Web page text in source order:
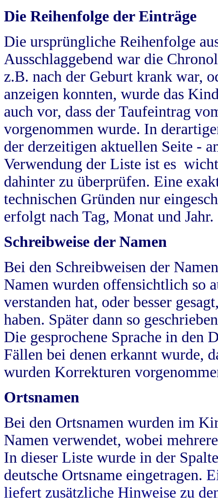
Die Reihenfolge der Einträge
Die ursprüngliche Reihenfolge
Ausschlaggebend war die
z.B. nach der Geburt krank war,
anzeigen konnten, wurde das
auch vor, dass der Taufeintrag
vorgenommen wurde. In
der derzeitigen aktuellen Seite -
Verwendung der Liste ist es
dahinter zu überprüfen. Eine
technischen Gründen nur
erfolgt nach Tag, Monat und Jahr.
Schreibweise der Namen
Bei den Schreibweisen der
Namen wurden offensichtlich so
verstanden hat, oder besser
haben. Später dann so
Die gesprochene Sprache in
Fällen bei denen erkannt wurde,
wurden Korrekturen
Ortsnamen
Bei den Ortsnamen wurden im
Namen verwendet, wobei
In dieser Liste wurde in der
deutsche Ortsname eingetragen.
liefert zusätzliche Hinweise zu